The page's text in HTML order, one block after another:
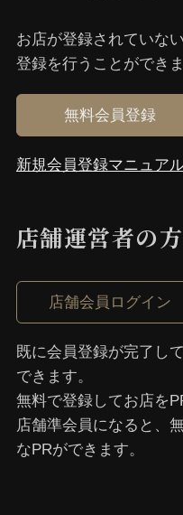
お店が登録されていな
登録を⾏うことができま
無料会員登録
新規会員登録マニュア
店舗運営者の
店舗会員ログイン
既に会員登録が完了し
できます。
無料で登録してお店を
店舗準会員になると、
なPRができます。